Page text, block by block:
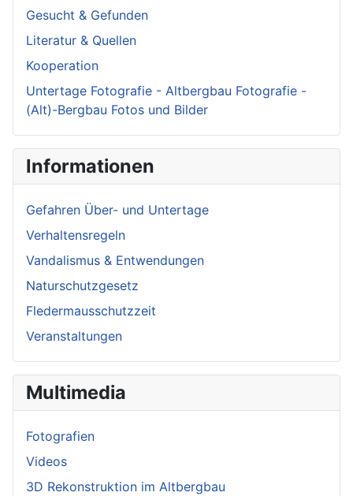
Gesucht & Gefunden
Literatur & Quellen
Kooperation
Untertage Fotografie - Altbergbau Fotografie -
(Alt)-Bergbau Fotos und Bilder
Informationen
Gefahren Über- und Untertage
Verhaltensregeln
Vandalismus & Entwendungen
Naturschutzgesetz
Fledermausschutzzeit
Veranstaltungen
Multimedia
Fotografien
Videos
3D Rekonstruktion im Altbergbau